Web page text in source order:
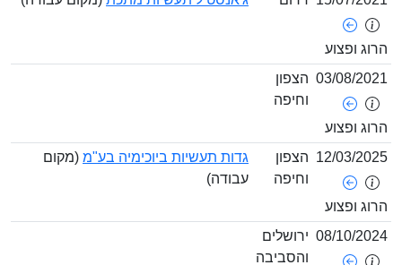
ופצוע
03/08/
ופצוע
הצפון
וחיפה
12/03/
ופצוע
הצפון
וחיפה
גדות תעשיות ביוכימיה בע"מ(מקום
עבודה)
08/10/ ירושלים
והסביבה